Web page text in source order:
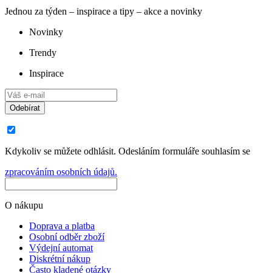
Jednou za týden – inspirace a tipy – akce a novinky
Novinky
Trendy
Inspirace
Odebírat
Kdykoliv se můžete odhlásit. Odesláním formuláře souhlasím se
zpracováním osobních údajů.
O nákupu
Doprava a platba
Osobní odběr zboží
Výdejní automat
Diskrétní nákup
Často kladené otázky